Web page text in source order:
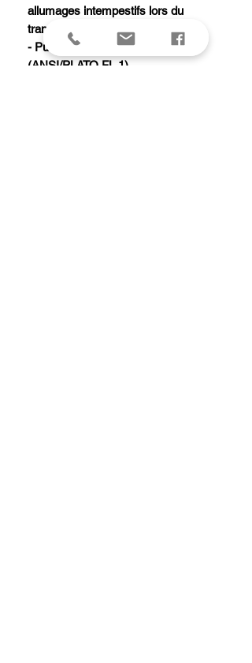
allumages intempestifs lors du
transport/stockage.
- Puissance : 450 lumens
(ANSI/PLATO FL 1).